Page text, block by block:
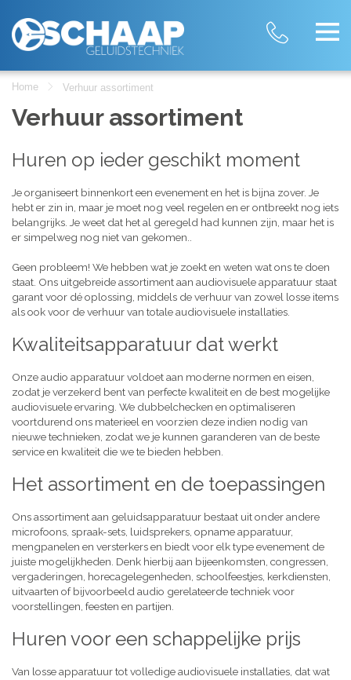
Home Verhuur assortiment
Verhuur assortiment
Huren op ieder geschikt moment
Je organiseert binnenkort een evenement en het is bijna zover. Je
hebt er zin in, maar je moet nog veel regelen en er ontbreekt nog iets
belangrijks. Je weet dat het al geregeld had kunnen zijn, maar het is
er simpelweg nog niet van gekomen..
Geen probleem! We hebben wat je zoekt en weten wat ons te doen
staat. Ons uitgebreide assortiment aan audiovisuele apparatuur staat
garant voor dé oplossing, middels de verhuur van zowel losse items
als ook voor de verhuur van totale audiovisuele installaties.
Kwaliteitsapparatuur dat werkt
Onze audio apparatuur voldoet aan moderne normen en eisen,
zodat je verzekerd bent van perfecte kwaliteit en de best mogelijke
audiovisuele ervaring. We dubbelchecken en optimaliseren
voortdurend ons materieel en voorzien deze indien nodig van
nieuwe technieken, zodat we je kunnen garanderen van de beste
service en kwaliteit die we te bieden hebben.
Het assortiment en de toepassingen
Ons assortiment aan geluidsapparatuur bestaat uit onder andere
microfoons, spraak-sets, luidsprekers, opname apparatuur,
mengpanelen en versterkers en biedt voor elk type evenement de
juiste mogelijkheden. Denk hierbij aan bijeenkomsten, congressen,
vergaderingen, horecagelegenheden, schoolfeestjes, kerkdiensten,
uitvaarten of bijvoorbeeld audio gerelateerde techniek voor
voorstellingen, feesten en partijen.
Huren voor een schappelijke prijs
Van losse apparatuur tot volledige audiovisuele installaties, dat wat